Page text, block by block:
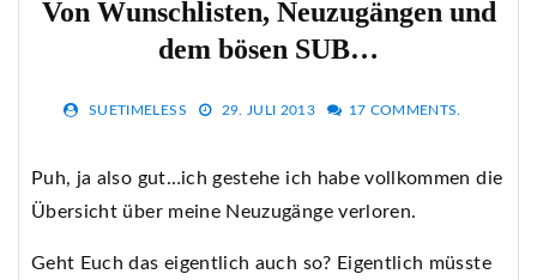
Von Wunschlisten, Neuzugängen und
dem bösen SUB…
SUETIMELESS 29. JULI 2013 17 COMMENTS.
Puh, ja also gut…ich gestehe ich habe vollkommen die
Übersicht über meine Neuzugänge verloren.
Geht Euch das eigentlich auch so? Eigentlich müsste